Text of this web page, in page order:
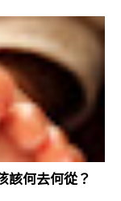
該何去何從？